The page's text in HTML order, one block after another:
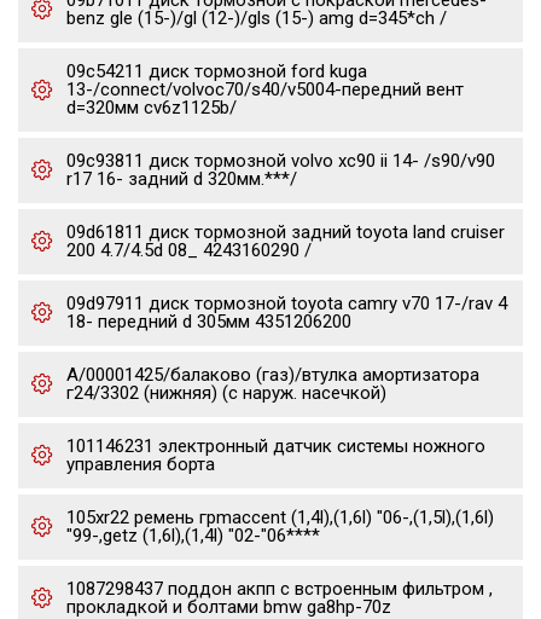
benz gle (15-)/gl (12-)/gls (15-) amg d=345*ch /
09c54211 диск тормозной ford kuga
13-/connect/volvoc70/s40/v5004-передний вент
d=320мм cv6z1125b/
09c93811 диск тормозной volvo xc90 ii 14- /s90/v90
r17 16- задний d 320мм.***/
09d61811 диск тормозной задний toyota land cruiser
200 4.7/4.5d 08_ 4243160290 /
09d97911 диск тормозной toyota camry v70 17-/rav 4
18- передний d 305мм 4351206200
А/00001425/балаково (газ)/втулка амортизатора
г24/3302 (нижняя) (с наруж. насечкой)
101146231 электронный датчик системы ножного
управления борта
105xr22 ремень грmaccent (1,4l),(1,6l) "06-,(1,5l),(1,6l)
"99-,getz (1,6l),(1,4l) "02-"06****
1087298437 поддон акпп с встроенным фильтром ,
прокладкой и болтами bmw ga8hp-70z